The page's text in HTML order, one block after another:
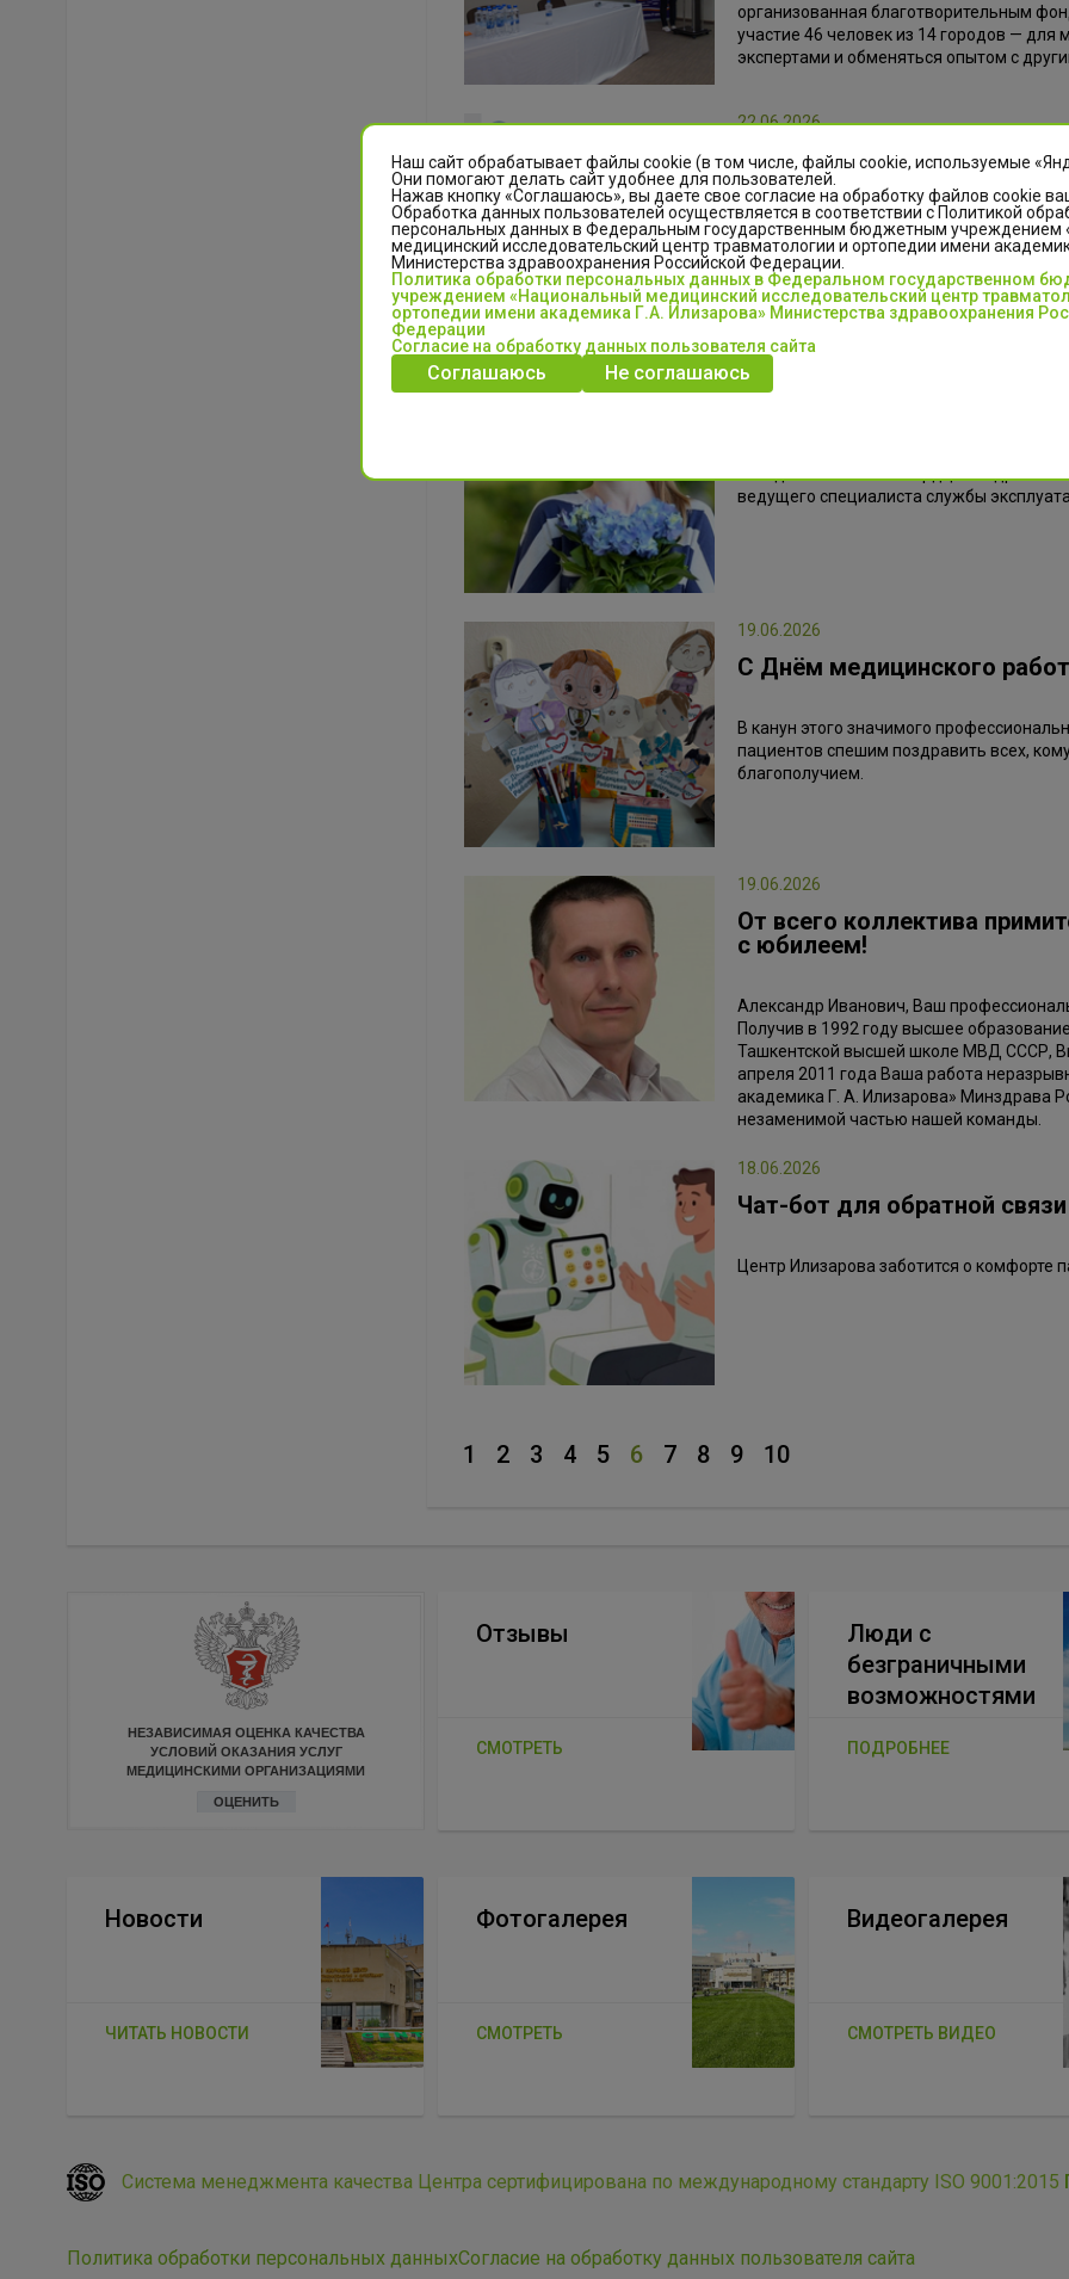
организованная благотворительным
участие 46 человек из 14 городов — для
экспертами и обменяться опытом с
22.06.2026
Есть такая профессия —
Ко Дню медицинского работника
подготовило видео о работе молодых
22.06.2026
Сегодня мы от всего сердца
ведущего специалиста службы
19.06.2026
С Днём медицинского
В канун этого значимого
пациентов спешим поздравить всех,
благополучием.
19.06.2026
От всего коллектива
с юбилеем!
Александр Иванович, Ваш
Получив в 1992 году высшее
Ташкентской высшей школе МВД СССР,
апреля 2011 года Ваша работа
академика Г. А. Илизарова» Минздрава
незаменимой частью нашей команды.
18.06.2026
Чат-бот для обратной связи
Центр Илизарова заботится о
1 2 3 4 5 6 7 8 9 10
НЕЗАВИСИМАЯ ОЦЕНКА КАЧЕСТВА
УСЛОВИЙ ОКАЗАНИЯ УСЛУГ
МЕДИЦИНСКИМИ ОРГАНИЗАЦИЯМИ
ОЦЕНИТЬ
Отзывы
СМОТРЕТЬ
Люди с
безграничными
возможностями
ПОДРОБНЕЕ
Новости
ЧИТАТЬ НОВОСТИ
Фотогалерея
СМОТРЕТЬ
Видеогалерея
СМОТРЕТЬ ВИДЕО
Система менеджмента качества Центра сертифицирована по международному стандарту ISO 9001:2015
Политика обработки персональных данныхСогласие на обработку данных пользователя сайта
Наш сайт обрабатывает файлы cookie (в том числе, файлы cookie, используемые
Они помогают делать сайт удобнее для пользователей.
Нажав кнопку «Соглашаюсь», вы даете свое согласие на обработку файлов cookie
Обработка данных пользователей осуществляется в соответствии с Политикой
персональных данных в Федеральным государственным бюджетным учреждением
медицинский исследовательский центр травматологии и ортопедии имени
Министерства здравоохранения Российской Федерации.
Политика обработки персональных данных в Федеральном государственном
учреждением «Национальный медицинский исследовательский центр
ортопедии имени академика Г.А. Илизарова» Министерства здравоохранения
Федерации
Согласие на обработку данных пользователя сайта
Соглашаюсь Не соглашаюсь